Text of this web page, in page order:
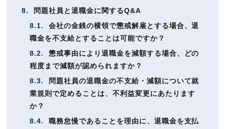
8.
問題社員と退職金に関するQ&A
8.1.
会社の金銭の横領で懲戒解雇とする場合、退
職金を不支給とすることは可能ですか？
8.2.
懲戒事由により退職金を減額する場合、どの
程度まで減額が認められますか？
8.3.
問題社員の退職金の不支給・減額について就
業規則で定めることは、不利益変更にあたります
か？
8.4.
職務怠慢であることを理由に、退職金を支払